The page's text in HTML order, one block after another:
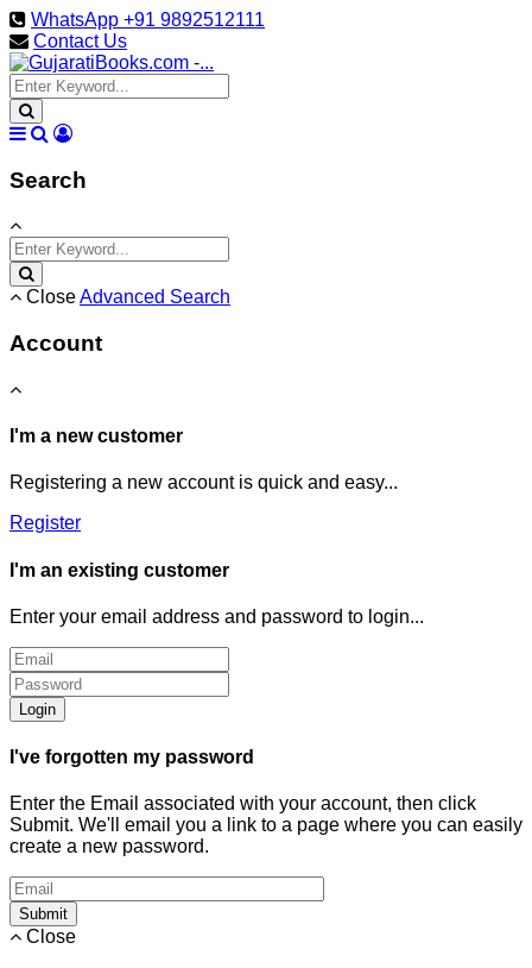
WhatsApp +91 9892512111
Contact Us
Search
CloseAdvanced Search
Account
I'm a new customer
Registering a new account is quick and easy...
Register
I'm an existing customer
Enter your email address and password to login...
Login
I've forgotten my password
Enter the Email associated with your account, then click
Submit. We'll email you a link to a page where you can easily
create a new password.
Submit
Close